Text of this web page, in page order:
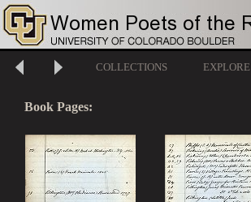
COLLECTIONS EXPLORE
Book Pages: